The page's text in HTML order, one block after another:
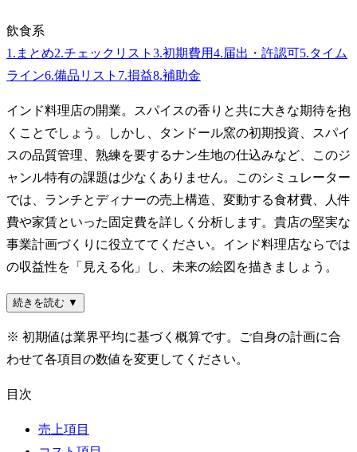
飲食系
1 . まとめ2.チェックリスト 3.初期費用4.届出・許認可5.タイム
ライン6.備品リスト 7.損益8.補助金
インド料理店の開業。スパイスの香りと共に大きな期待を抱
くことでしょう。しかし、タンドール窯の初期投資、スパイ
スの品質管理、熟練を要するナン生地の仕込みなど、このジ
ャンル特有の課題は少なくありません。このシミュレーター
では、ランチとディナーの売上構造、変動する食材費、人件
費や家賃といった固定費を詳しく分析します。貴店の堅実な
事業計画づくりに役立ててください。インド料理店ならでは
の収益性を「見える化」し、未来の絵図を描きましょう。
続きを読む ▼
※ 初期値は業界平均に基づく概算です。ご自身の計画に合
わせて各項目の数値を変更してください。
目次
売上項目